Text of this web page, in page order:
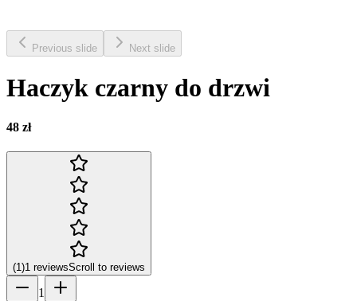
Previous slide Next slide
Haczyk czarny do drzwi
48 zł
(1)1 reviewsScroll to reviews
1